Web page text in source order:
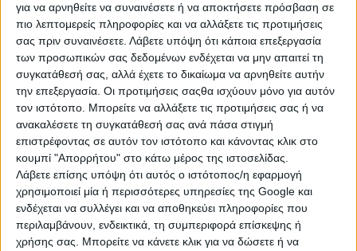
για να αρνηθείτε να συναινέσετε ή να αποκτήσετε πρόσβαση σε
πιο λεπτομερείς πληροφορίες και να αλλάξετε τις προτιμήσεις
σας πριν συναινέσετε. Λάβετε υπόψη ότι κάποια επεξεργασία
των προσωπικών σας δεδομένων ενδέχεται να μην απαιτεί τη
συγκατάθεσή σας, αλλά έχετε το δικαίωμα να αρνηθείτε αυτήν
την επεξεργασία. Οι προτιμήσεις σαςθα ισχύουν μόνο για αυτόν
τον ιστότοπο. Μπορείτε να αλλάξετε τις προτιμήσεις σας ή να
ανακαλέσετε τη συγκατάθεσή σας ανά πάσα στιγμή
επιστρέφοντας σε αυτόν τον ιστότοπο και κάνοντας κλικ στο
κουμπί "Απορρήτου" στο κάτω μέρος της ιστοσελίδας.
Λάβετε επίσης υπόψη ότι αυτός ο ιστότοπος/η εφαρμογή
χρησιμοποιεί μία ή περισσότερες υπηρεσίες της Google και
ενδέχεται να συλλέγει και να αποθηκεύει πληροφορίες που
περιλαμβάνουν, ενδεικτικά, τη συμπεριφορά επίσκεψης ή
χρήσης σας. Μπορείτε να κάνετε κλικ για να δώσετε ή να
Κωδ. Αγγελίας ΑΓ397525
Τύπος Προσφορά
Κατηγορία Είδη Bebe
Περιοχή Ηράκλειο, Πόλη Ηρακλείου
ΠΕΡΙΣΣΟΤΕΡΑ
Ανανεώθηκε:
Σάββατο, 01 Αύγ 2026
Επισκέψεις:
1069